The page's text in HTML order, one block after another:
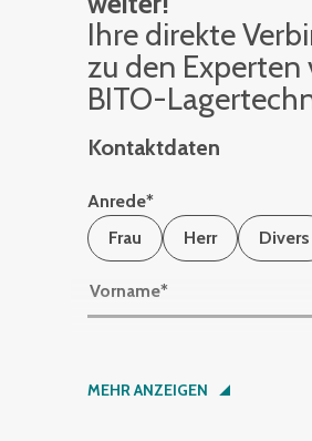
Ihre di­rek­te
zu den Ex­per­ten
BITO-
Kontaktdaten
Anrede*
Frau
Herr Divers
Vorname*
Nachname*
MEHR ANZEIGEN